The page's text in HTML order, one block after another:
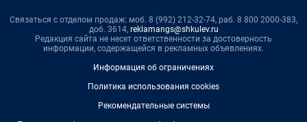
Связаться с отделом продаж: моб. 8 (992) 212-32-74, раб. 8 800 2000-383,
доб. 3614, reklamangs@shkulev.ru
Редакция сайта не несет ответственности за достоверность
информации, содержащейся в рекламных объявлениях.
Информация об ограничениях
Политика использования cookies
Рекомендательные системы